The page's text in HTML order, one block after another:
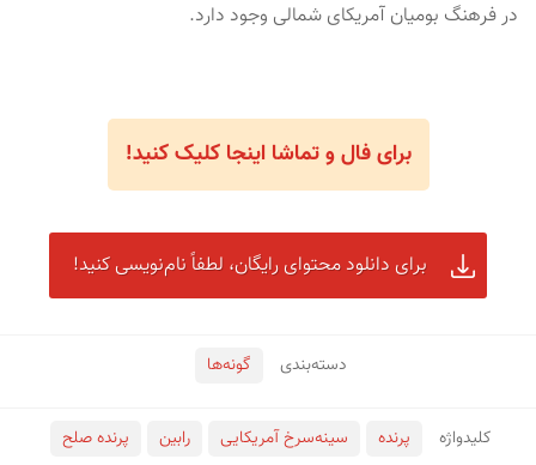
برای دانلود محتوای رایگان، لطفاً نام‌نویسی کنید!
در فرهنگ بومیان آمریکای شمالی وجود دارد.
دسته‌بندی گونه‌ها
کلید‌واژه پرنده سینه‌سرخ آمریکایی رابین
پرنده صلح
برای فال و تماشا اینجا کلیک کنید!